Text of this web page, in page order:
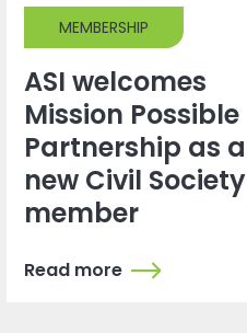
MEMBERSHIP
ASI welcomes
Mission Possible
Partnership as a
new Civil Society
member
Read more